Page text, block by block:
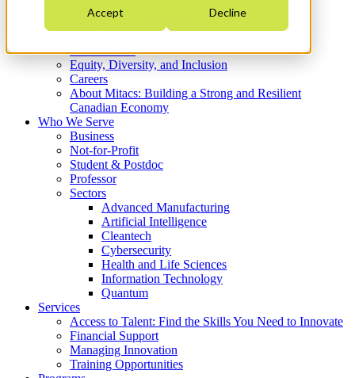
Accept Decline
Who We Are
Strategic Plan 2026-2030
What We Do
Equity, Diversity, and Inclusion
Careers
About Mitacs: Building a Strong and Resilient
Canadian Economy
Who We Serve
Business
Not-for-Profit
Student & Postdoc
Professor
Sectors
Advanced Manufacturing
Artificial Intelligence
Cleantech
Cybersecurity
Health and Life Sciences
Information Technology
Quantum
Services
Access to Talent: Find the Skills You Need to Innovate
Financial Support
Managing Innovation
Training Opportunities